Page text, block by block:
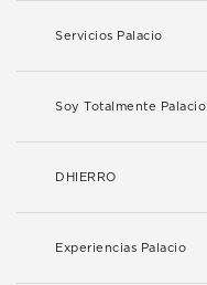
Servicios Palacio
Soy Totalmente Palacio
DHIERRO
Experiencias Palacio